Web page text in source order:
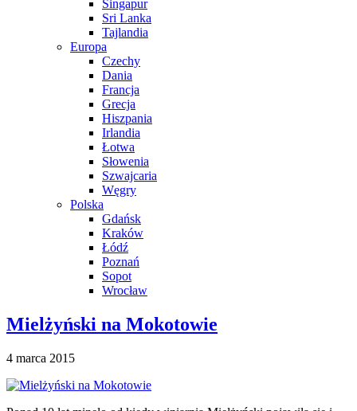
Singapur
Sri Lanka
Tajlandia
Europa
Czechy
Dania
Francja
Grecja
Hiszpania
Irlandia
Łotwa
Słowenia
Szwajcaria
Węgry
Polska
Gdańsk
Kraków
Łódź
Poznań
Sopot
Wrocław
Mielżyński na Mokotowie
4 marca 2015